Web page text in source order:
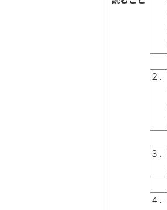
２．
３．
４．